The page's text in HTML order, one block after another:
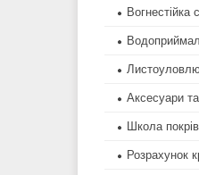
Вогнестійка
Аксесуари
Школа
Розрахунок